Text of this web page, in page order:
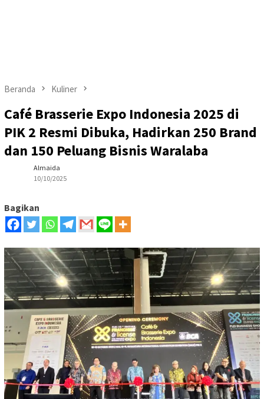
Beranda Kuliner
Café Brasserie Expo Indonesia 2025 di
PIK 2 Resmi Dibuka, Hadirkan 250 Brand
dan 150 Peluang Bisnis Waralaba
Almaida
10/10/2025
Bagikan